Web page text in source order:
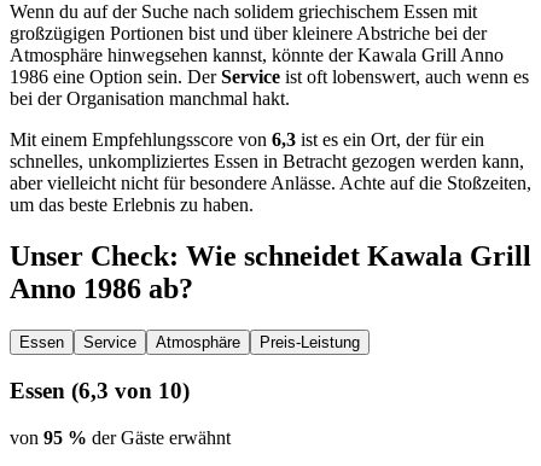
Wenn du auf der Suche nach solidem griechischem Essen mit
großzügigen Portionen bist und über kleinere Abstriche bei der
Atmosphäre hinwegsehen kannst, könnte der Kawala Grill Anno
1986 eine Option sein. DerService ist oft lobenswert, auch wenn es
bei der Organisation manchmal hakt.
Mit einem Empfehlungsscore von 6,3 ist es ein Ort, der für ein
schnelles, unkompliziertes Essen in Betracht gezogen werden kann,
aber vielleicht nicht für besondere Anlässe. Achte auf die Stoßzeiten,
um das beste Erlebnis zu haben.
Unser Check: Wie schneidet Kawala Grill
Anno 1986 ab?
Essen Service Atmosphäre Preis-Leistung
Essen (6,3 von 10)
von 95 % der Gäste erwähnt